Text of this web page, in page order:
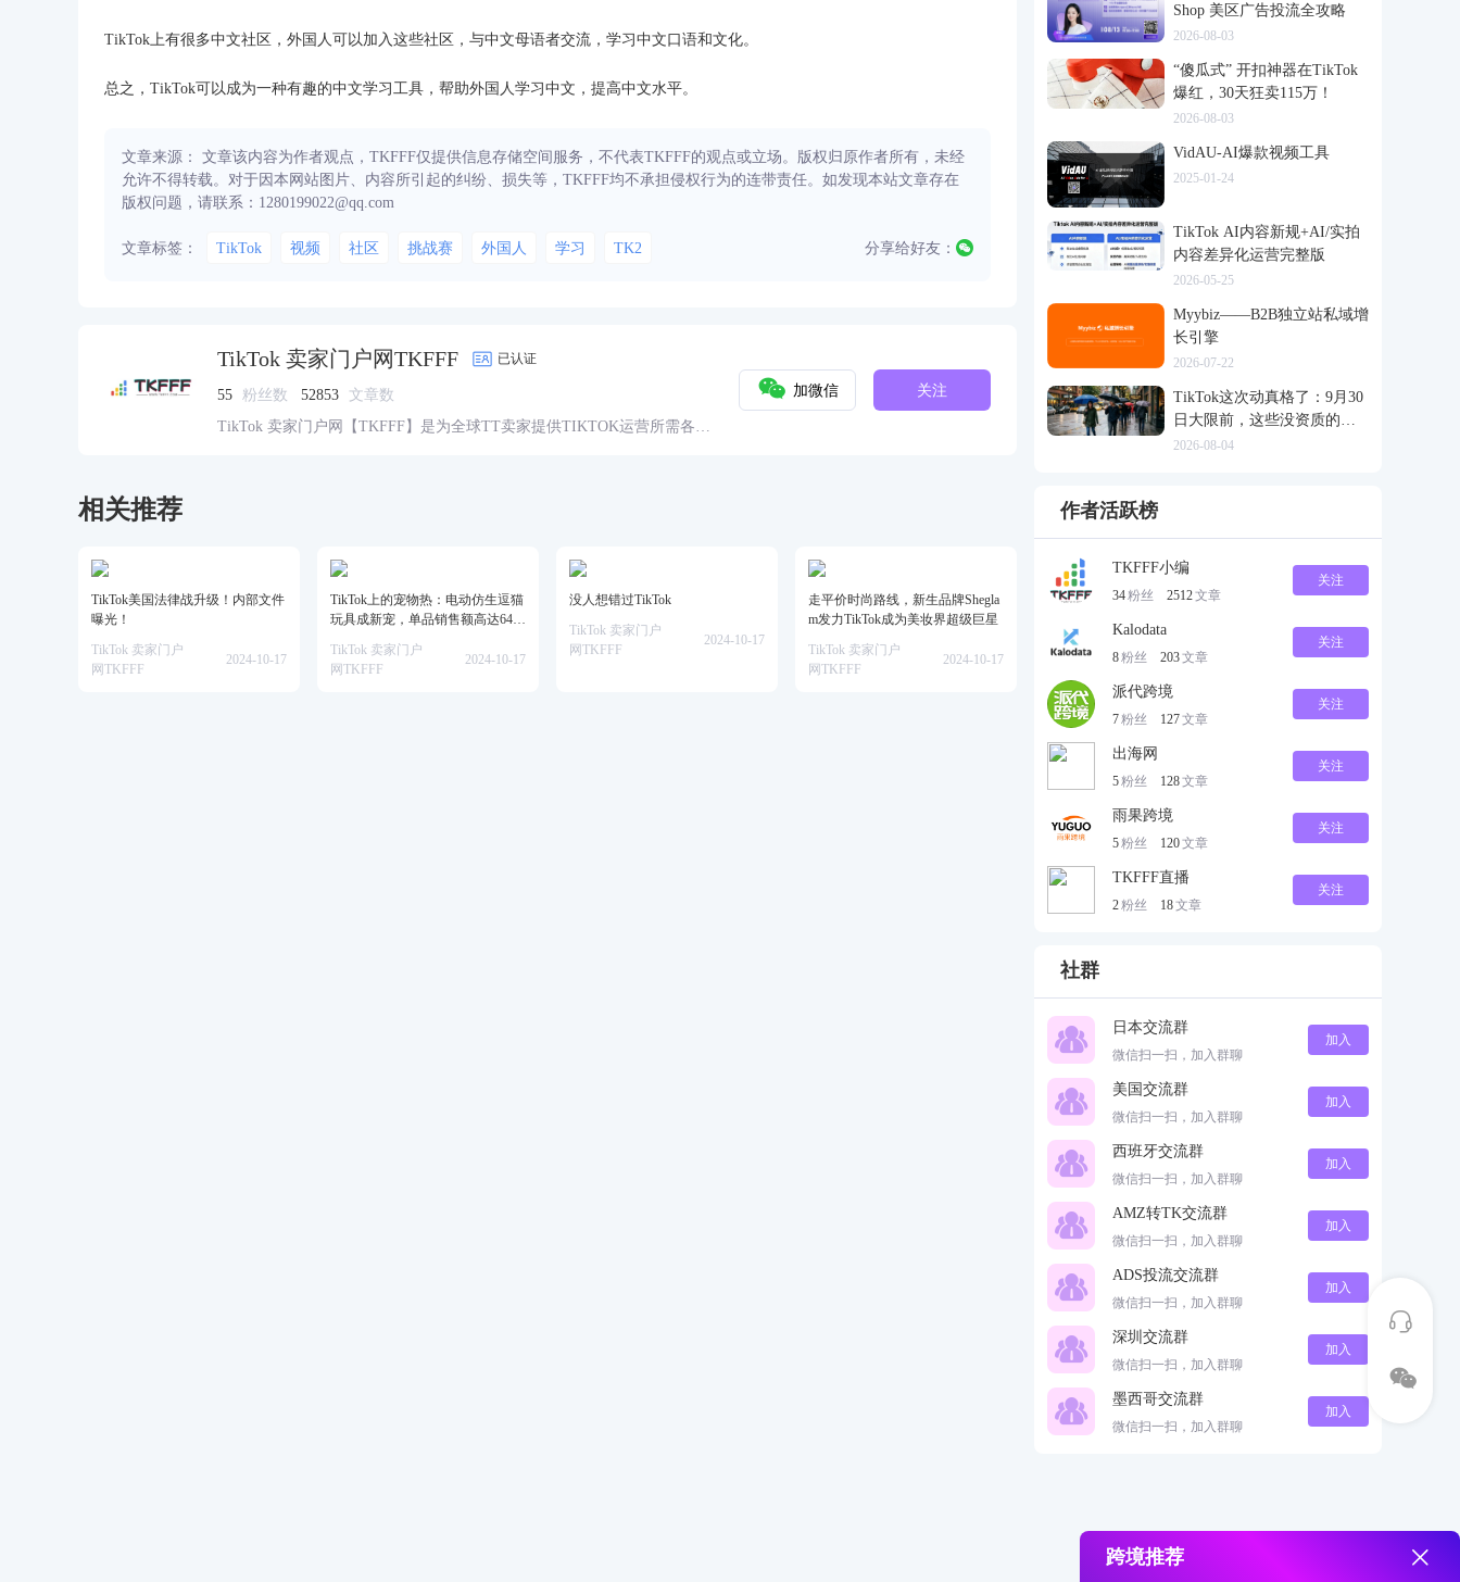
TikTok上有很多中文社区，外国人可以加入这些社区，与中文母语者交流，学习中文口语和文化。
总之，TikTok可以成为一种有趣的中文学习工具，帮助外国人学习中文，提高中文水平。
文章来源： 文章该内容为作者观点，TKFFF仅提供信息存储空间服务，不代表TKFFF的观点或立场。版权归原作者所有，未经
允许不得转载。对于因本网站图片、内容所引起的纠纷、损失等，TKFFF均不承担侵权行为的连带责任。如发现本站文章存在
版权问题，请联系：1280199022@qq.com
文章标签： TikTok 视频 社区 挑战赛 外国人 学习 TK2 分享给好友：
TikTok 卖家门户网TKFFF 已认证
55 粉丝数 52853
文章数
TikTok 卖家门户网【TKFFF】是为全球TT卖家提供TIKTOK运营所需各种
加微信 关注
相关推荐
TikTok美国法律战升级！内部文件
曝光！
TikTok 卖家门户
网TKFFF
2024-10-17
TikTok上的宠物热：电动仿生逗猫
玩具成新宠，单品销售额高达64万
TikTok 卖家门户
网TKFFF
2024-10-17
没人想错过TikTok
TikTok 卖家门户
网TKFFF
2024-10-17
走平价时尚路线，新生品牌Shegla
m发力TikTok成为美妆界超级巨星
TikTok 卖家门户
网TKFFF
2024-10-17
Shop 美区广告投流全攻略
2026-08-03
“傻瓜式” 开扣神器在TikTok
爆红，30天狂卖115万！
2026-08-03
VidAU-AI爆款视频工具
2025-01-24
TikTok AI内容新规+AI/实拍
内容差异化运营完整版
2026-05-25
Myybiz——B2B独立站私域增
长引擎
2026-07-22
TikTok这次动真格了：9月30
日大限前，这些没资质的货
一律清退
2026-08-04
作者活跃榜
TKFFF小编
34粉丝 2512文章
关注
Kalodata
8粉丝 203文章
关注
派代跨境
7粉丝 127文章
关注
出海网
5粉丝 128文章
关注
雨果跨境
5粉丝 120文章
关注
TKFFF直播
2粉丝 18文章
关注
社群
日本交流群
微信扫一扫，加入群聊
加入
美国交流群
微信扫一扫，加入群聊
加入
西班牙交流群
微信扫一扫，加入群聊
加入
AMZ转TK交流群
微信扫一扫，加入群聊
加入
ADS投流交流群
微信扫一扫，加入群聊
加入
深圳交流群
微信扫一扫，加入群聊
加入
墨西哥交流群
微信扫一扫，加入群聊
加入
跨境推荐